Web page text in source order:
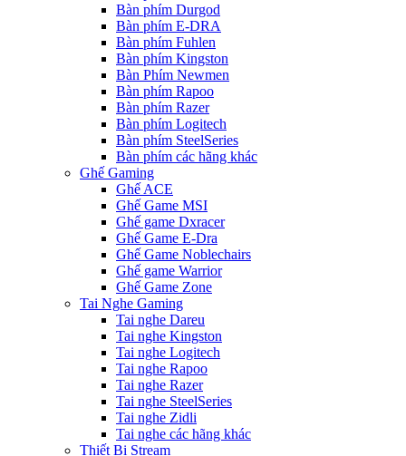
Bàn phím Durgod
Bàn phím E-DRA
Bàn phím Fuhlen
Bàn phím Kingston
Bàn Phím Newmen
Bàn phím Rapoo
Bàn phím Razer
Bàn phím Logitech
Bàn phím SteelSeries
Bàn phím các hãng khác
Ghế Gaming
Ghế ACE
Ghế Game MSI
Ghế game Dxracer
Ghế Game E-Dra
Ghế Game Noblechairs
Ghế game Warrior
Ghế Game Zone
Tai Nghe Gaming
Tai nghe Dareu
Tai nghe Kingston
Tai nghe Logitech
Tai nghe Rapoo
Tai nghe Razer
Tai nghe SteelSeries
Tai nghe Zidli
Tai nghe các hãng khác
Thiết Bị Stream